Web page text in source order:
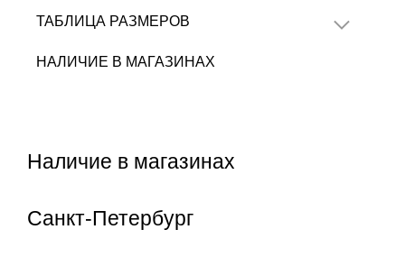
ТАБЛИЦА РАЗМЕРОВ
НАЛИЧИЕ В МАГАЗИНАХ
Наличие в магазинах
Санкт-Петербург